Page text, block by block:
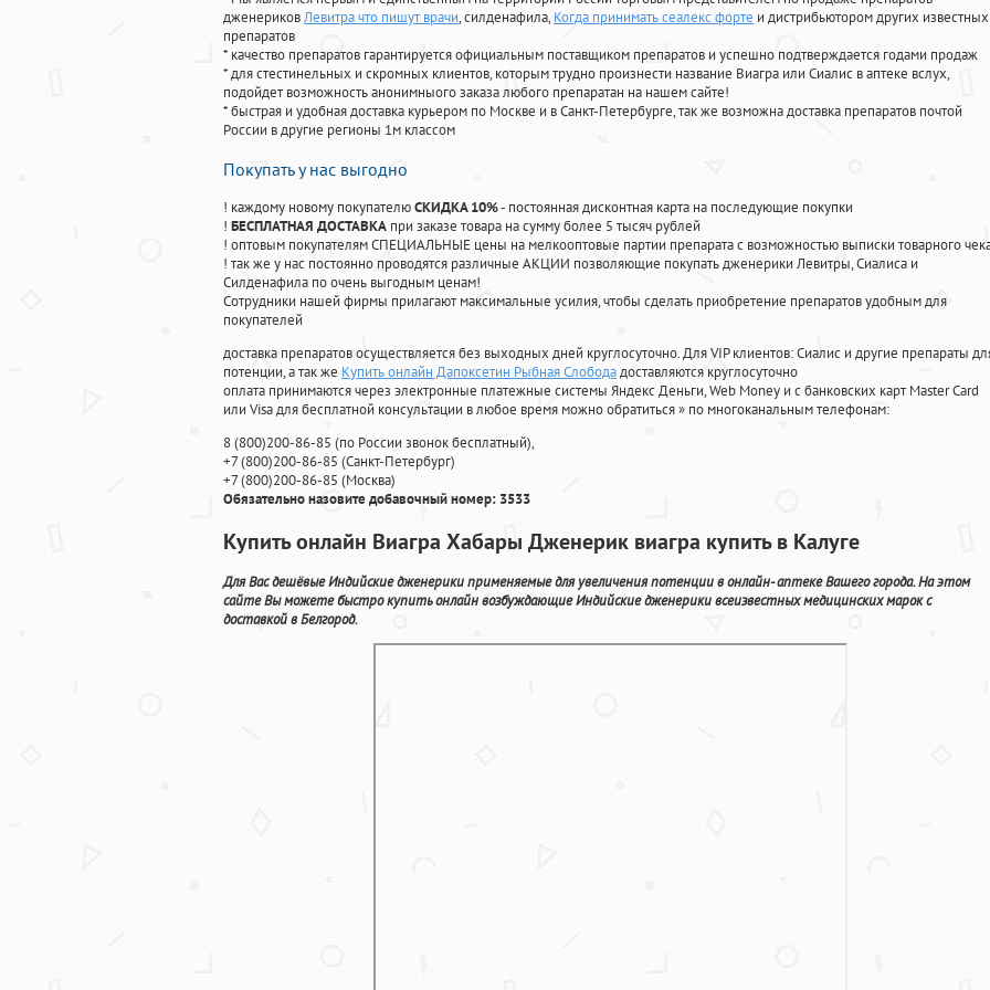
дженериковЛевитра что пишут врачи, силденафила, Когда принимать сеалекс форте и дистрибьютором других известных
препаратов
* качество препаратов гарантируется официальным поставщиком препаратов и успешно подтверждается годами продаж
* для стестинельных и скромных клиентов, которым трудно произнести название Виагра или Сиалис в аптеке вслух,
подойдет возможность анонимныого заказа любого препаратан на нашем сайте!
* быстрая и удобная доставка курьером по Москве и в Санкт-Петербурге, так же возможна доставка препаратов почтой
России в другие регионы 1м классом
Покупать у нас выгодно
! каждому новому покупателюСКИДКА 10%- постоянная дисконтная карта на последующие покупки
! БЕСПЛАТНАЯ ДОСТАВКА при заказе товара на сумму более 5 тысяч рублей
! оптовым покупателям СПЕЦИАЛЬНЫЕ цены на мелкооптовые партии препарата с возможностью выписки товарного
! так же у нас постоянно проводятся различные АКЦИИ позволяющие покупать дженерики Левитры, Сиалиса и
Силденафила по очень выгодным ценам!
Cотрудники нашей фирмы прилагают максимальные усилия, чтобы сделать приобретение препаратов удобным для
покупателей
доставка препаратов осуществляется без выходных дней круглосуточно. Для VIP клиентов: Сиалис и другие препараты
потенции, а так же Купить онлайн Дапоксетин Рыбная Слободадоставляются круглосуточно
оплата принимаются через электронные платежные системы Яндекс Деньги, Web Money и с банковских карт Master Card
или Visa для бесплатной консультации в любое время можно обратиться» по многоканальным телефонам:
8(800)200-86-85 (по России звонок бесплатный),
+7(800)200-86-85 (Санкт-Петербург)
+7(800)200-86-85 (Москва)
Обязательно назовите добавочный номер: 3533
Купить онлайн Виагра Хабары Дженерик виагра купить в Калуге
Для Вас дешёвые Индийские дженерики применяемые для увеличения потенции в онлайн- аптеке Вашего города. На этом
сайте Вы можете быстро купить онлайн возбуждающие Индийские дженерики всеизвестных медицинских марок с
доставкой в Белгород.